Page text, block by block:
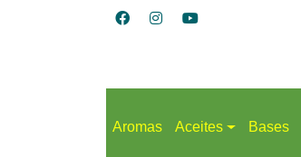
Aromas Aceites Bases